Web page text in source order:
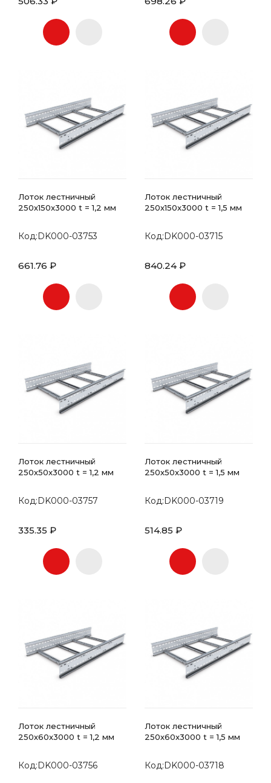
Лоток лестничный
250х150x3000 t = 1,2 мм
Код:DK000-03753
661.76 ₽
Лоток лестничный
250х150x3000 t = 1,5 мм
Код:DK000-03715
840.24 ₽
Лоток лестничный
250х50x3000 t = 1,2 мм
Код:DK000-03757
335.35 ₽
Лоток лестничный
250х50x3000 t = 1,5 мм
Код:DK000-03719
514.85 ₽
Лоток лестничный
250х60x3000 t = 1,2 мм
Код:DK000-03756
Лоток лестничный
250х60x3000 t = 1,5 мм
Код:DK000-03718